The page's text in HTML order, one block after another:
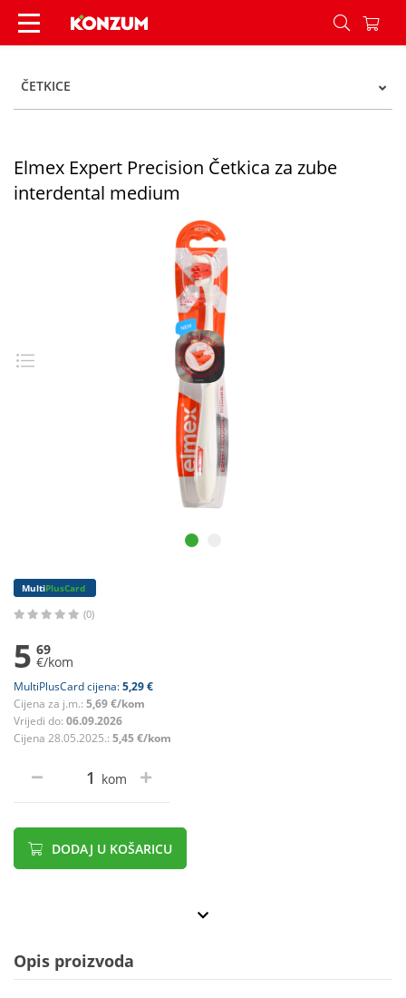
Elmex Expert Precision Četkica za zube
ČETKICE
Elmex Expert Precision Četkica za zube
interdental medium
MultiPlusCard
(0)
5 69
€/kom
MultiPlusCard cijena:5,29 €
Cijena za j.m.: 5,69 €/kom
Vrijedi do: 06.09.2026
Cijena 28.05.2025.: 5,45 €/kom
kom
DODAJ U KOŠARICU
Opis proizvoda